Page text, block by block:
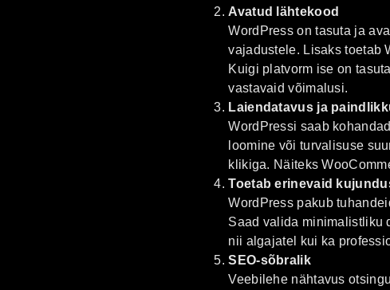
Avatud lähtekood
WordPress on tasuta ja
vajadustele. Lisaks toetab
Kuigi platvorm ise on
vastavaid võimalusi.
Laiendatavus ja
WordPressi saab
loomine või turvalisuse
klikiga. Näiteks
Toetab erinevaid
WordPress pakub
Saad valida minimalistliku
nii algajatel kui ka
SEO-sõbralik
Veebilehe nähtavus